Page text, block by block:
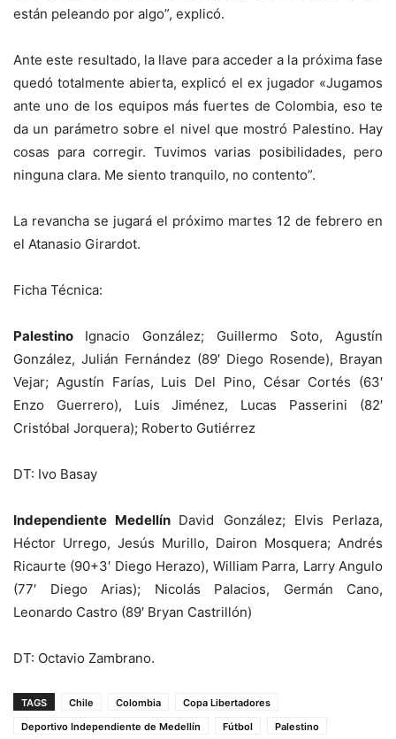
están peleando por algo”, explicó.
Ante este resultado, la llave para acceder a la próxima fase
quedó totalmente abierta, explicó el ex jugador «Jugamos
ante uno de los equipos más fuertes de Colombia, eso te
da un parámetro sobre el nivel que mostró Palestino. Hay
cosas para corregir. Tuvimos varias posibilidades, pero
ninguna clara. Me siento tranquilo, no contento”.
La revancha se jugará el próximo martes 12 de febrero en
el Atanasio Girardot.
Ficha Técnica:
Palestino Ignacio González; Guillermo Soto, Agustín
González, Julián Fernández (89′ Diego Rosende), Brayan
Vejar; Agustín Farías, Luis Del Pino, César Cortés (63′
Enzo Guerrero), Luis Jiménez, Lucas Passerini (82′
Cristóbal Jorquera); Roberto Gutiérrez
DT: Ivo Basay
Independiente Medellín David González; Elvis Perlaza,
Héctor Urrego, Jesús Murillo, Dairon Mosquera; Andrés
Ricaurte (90+3′ Diego Herazo), William Parra, Larry Angulo
(77′ Diego Arias); Nicolás Palacios, Germán Cano,
Leonardo Castro (89′ Bryan Castrillón)
DT: Octavio Zambrano.
TAGS Chile Colombia
Copa Libertadores
Deportivo Independiente de Medellín
Fútbol Palestino